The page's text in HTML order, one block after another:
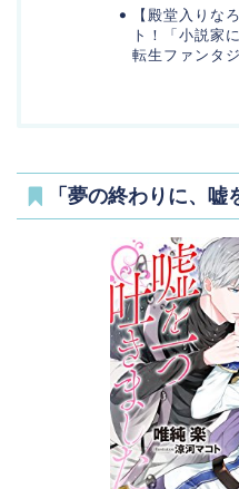
【殿堂入りな
ト！「小説家
転生ファンタ
「夢の終わりに、